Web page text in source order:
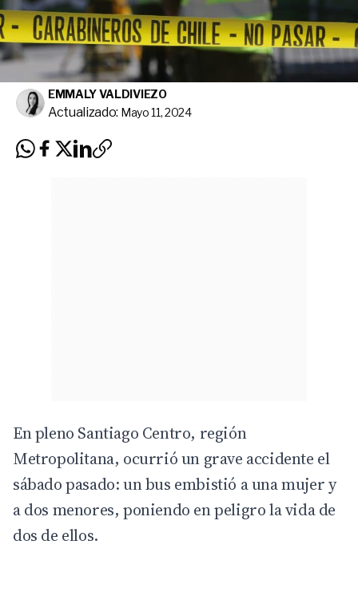
EMMALY VALDIVIEZO
Actualizado: Mayo 11, 2024
En pleno Santiago Centro, región
Metropolitana, ocurrió un grave accidente el
sábado pasado:un bus embistió a una mujer y
a dos menores, poniendo en peligro la vida de
dos de ellos.